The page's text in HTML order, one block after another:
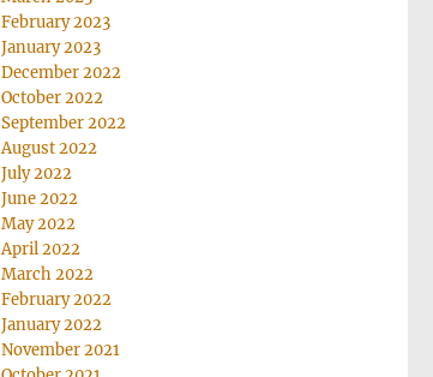
February 2023
January 2023
December 2022
October 2022
September 2022
August 2022
July 2022
June 2022
May 2022
April 2022
March 2022
February 2022
January 2022
November 2021